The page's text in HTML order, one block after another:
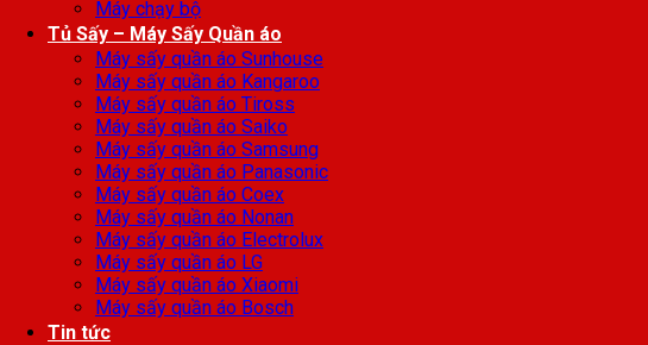
Máy chạy bộ
Tủ Sấy – Máy Sấy Quần áo
Máy sấy quần áo Sunhouse
Máy sấy quần áo Kangaroo
Máy sấy quần áo Tiross
Máy sấy quần áo Saiko
Máy sấy quần áo Samsung
Máy sấy quần áo Panasonic
Máy sấy quần áo Coex
Máy sấy quần áo Nonan
Máy sấy quần áo Electrolux
Máy sấy quần áo LG
Máy sấy quần áo Xiaomi
Máy sấy quần áo Bosch
Tin tức